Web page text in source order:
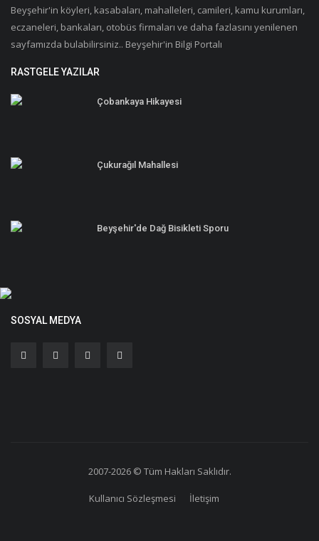
Beyşehir'in köyleri, kasabaları, mahalleleri, camileri, kamu kurumları,
eczaneleri, bankaları, otobüs firmaları ve daha fazlasını yenilenen
sayfamızda bulabilirsiniz.. Beyşehir'in Bilgi Portalı
RASTGELE YAZILAR
Çobankaya Hikayesi
Çukurağıl Mahallesi
Beyşehir'de Dağ Bisikleti Sporu
SOSYAL MEDYA
2007-2026 © Tüm Hakları Saklıdır.
Kullanıcı Sözleşmesi İletişim